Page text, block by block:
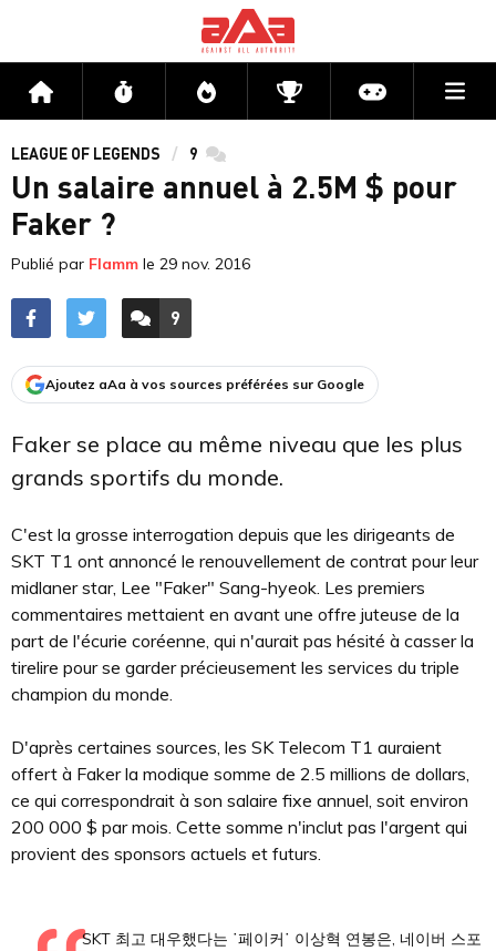
Accueil Flux Directs CompétitionsActu jeux
LEAGUE OF LEGENDS 9 commentaires
Un salaire annuel à 2.5M $ pour
Faker ?
Publié par Flamm le 29 nov. 2016
ACCÉDER AUX
9
COMMENTAIRES
Ajoutez aAa à vos sources préférées sur Google
Faker se place au même niveau que les plus
grands sportifs du monde.
C'est la grosse interrogation depuis que les dirigeants de
SKT T1 ont annoncé le renouvellement de contrat pour leur
midlaner star, Lee "Faker" Sang-hyeok. Les premiers
commentaires mettaient en avant une offre juteuse de la
part de l'écurie coréenne, qui n'aurait pas hésité à casser la
tirelire pour se garder précieusement les services du triple
champion du monde.
D'après certaines sources, les SK Telecom T1 auraient
offert à Faker la modique somme de 2.5 millions de dollars,
ce qui correspondrait à son salaire fixe annuel, soit environ
200 000 $ par mois. Cette somme n'inclut pas l'argent qui
provient des sponsors actuels et futurs.
SKT 최고 대우했다는 ˙페이커˙ 이상혁 연봉은, 네이버 스포